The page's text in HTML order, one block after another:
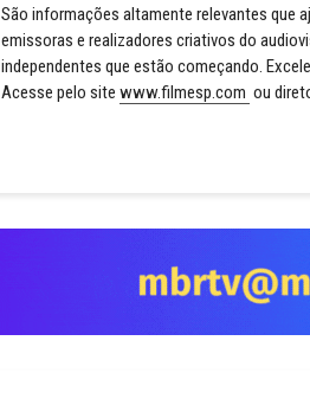
São informações altamente relevantes que
emissoras e realizadores criativos do
independentes que estão começando.
Acesse pelo site www.filmesp.com ou